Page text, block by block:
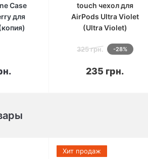
Case
для
touch чехол для
AirPods Ultra Violet
(Ultra Violet)
325 грн. -28%
235 грн.
В корзину
Хит продаж